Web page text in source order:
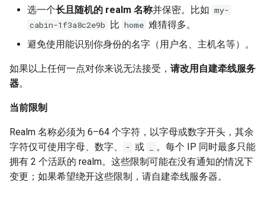
选一个长且随机的 realm 名称并保密。比如 my-
cabin-1f3a8c2e9b
比 home 难猜得多。
避免使用能识别你身份的名字（用户名、主机名等）。
如果以上任何一点对你来说无法接受， 请改用自建牵线服务
器。
当前限制
Realm 名称必须为 6–64 个字符，以字母或数字开头，其余
字符仅可使用字母、数字、
- 或
。每个 IP 同时最多只能
拥有 2 个活跃的 realm。这些限制可能在没有通知的情况下
变更；如果希望绕开这些限制，请自建牵线服务器。